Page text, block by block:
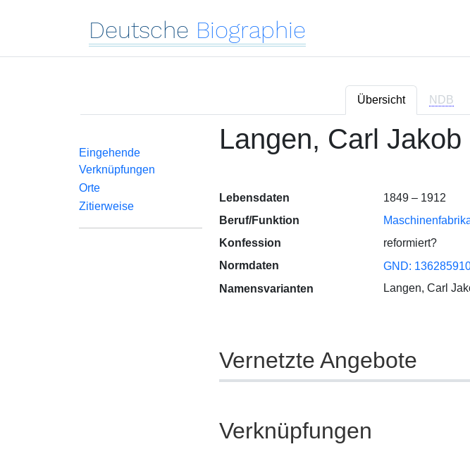
Deutsche Biographie
Übersicht NDB
Eingehende
Verknüpfungen
Orte
Zitierweise
Langen, Carl Jakob
Lebensdaten
1849 – 1912
Beruf/Funktion
Konfession
reformiert?
Normdaten
GND:
Namensvarianten
Langen, Carl
Vernetzte Angebote
Verknüpfungen